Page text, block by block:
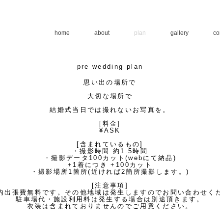
home about plan gallery
​pre wedding plan
思い出の場所で
大切な場所で
結婚式当日では撮れないお写真を。​
[料金]
¥ASK
[含まれているもの]
・撮影時間 約1.5時間
・撮影データ100カット(webにて納品)
+1着につき +100カット
​・撮影場所1箇所(近ければ2箇所撮影します。)
[注意事項]
出張費無料です。その他地域は発生しますのでお問い合わせく
駐車場代・施設利用料は発生する場合は別途頂きます。
​衣装は含まれておりませんのでご用意ください。